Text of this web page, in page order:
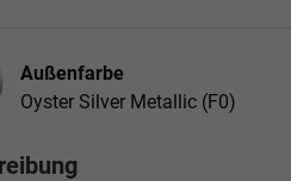
Außenfarbe
Oyster Silver Metallic (F0)